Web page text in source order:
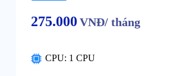
275.000 VNĐ/ tháng
CPU: 1 CPU